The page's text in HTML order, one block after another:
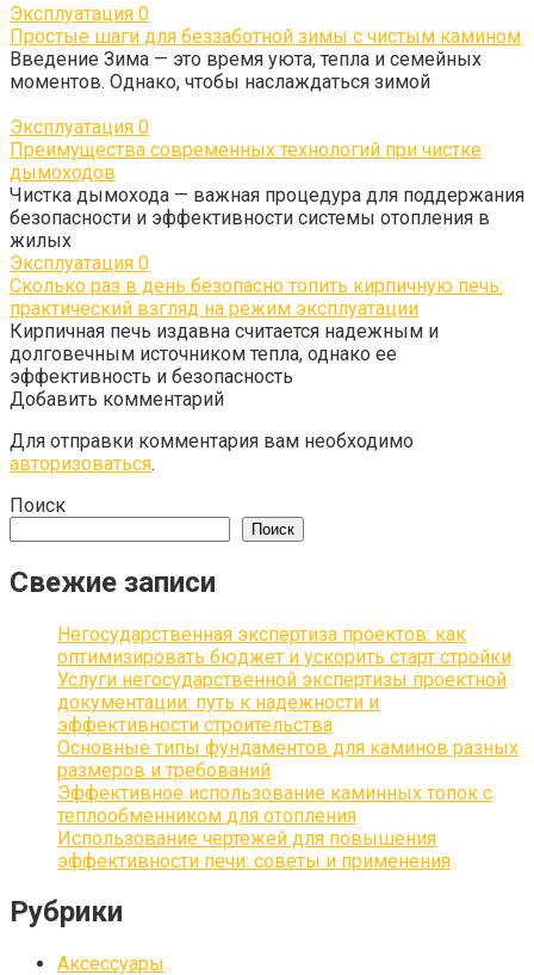
Эксплуатация 0
Простые шаги для беззаботной зимы с чистым камином
Введение Зима — это время уюта, тепла и семейных
моментов. Однако, чтобы наслаждаться зимой
Эксплуатация 0
Преимущества современных технологий при чистке
дымоходов
Чистка дымохода — важная процедура для поддержания
безопасности и эффективности системы отопления в
жилых
Эксплуатация 0
Сколько раз в день безопасно топить кирпичную печь:
практический взгляд на режим эксплуатации
Кирпичная печь издавна считается надежным и
долговечным источником тепла, однако ее
эффективность и безопасность
Добавить комментарий
Для отправки комментария вам необходимо
авторизоваться.
Поиск
Поиск
Свежие записи
Негосударственная экспертиза проектов: как
оптимизировать бюджет и ускорить старт стройки
Услуги негосударственной экспертизы проектной
документации: путь к надежности и
эффективности строительства
Основные типы фундаментов для каминов разных
размеров и требований
Эффективное использование каминных топок с
теплообменником для отопления
Использование чертежей для повышения
эффективности печи: советы и применения
Рубрики
Аксессуары